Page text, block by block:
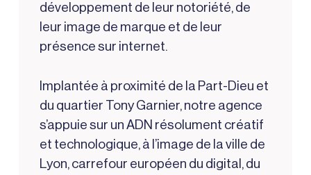
développement de leur notoriété, de
leur image de marque et de leur
présence sur internet.
Implantée à proximité de la Part-Dieu et
du quartier Tony Garnier, notre agence
s’appuie sur un ADN résolument créatif
et technologique, à l’image de la ville de
Lyon, carrefour européen du digital, du